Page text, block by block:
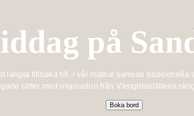
på
längta tillbaka till. I vår matsal samsas
rätter med inspiration från Västgötaslättens
Boka bord